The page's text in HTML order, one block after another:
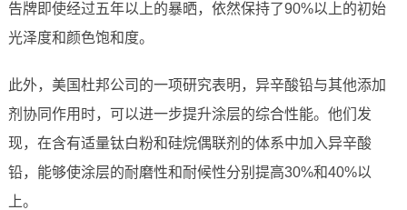
告牌即使经过五年以上的暴晒，依然保持了90%以上的初始
光泽度和颜色饱和度。
此外，美国杜邦公司的一项研究表明，异辛酸铅与其他添加
剂协同作用时，可以进一步提升涂层的综合性能。他们发
现，在含有适量钛白粉和硅烷偶联剂的体系中加入异辛酸
铅，能够使涂层的耐磨性和耐候性分别提高30%和40%以
上。